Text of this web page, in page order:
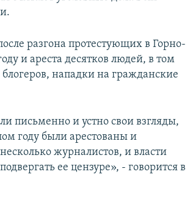
разгона протестующих в Горно-
и ареста десятков людей, в том
нападки на гражданские
письменно и устно свои взгляды,
году были арестованы и
журналистов, и власти
ее цензуре», - говорится в